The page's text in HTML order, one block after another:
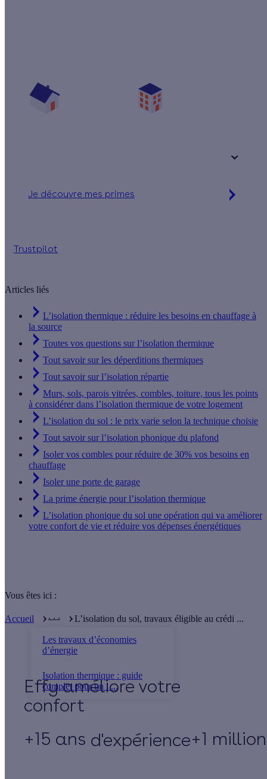
Je découvre mes primes
Trustpilot
Articles liés
L’isolation thermique : réduire les besoins en chauffage à
la source
Toutes vos questions sur l’isolation thermique
Tout savoir sur les déperditions thermiques
Tout savoir sur l’isolation répartie
Murs, sols, parois vitrées, combles, toiture, tous les points
à considérer dans l’isolation thermique de votre logement
L’isolation du sol : le prix varie selon la technique choisie
Tout savoir sur l’isolation phonique du plafond
Isoler vos combles pour réduire de 30% vos besoins en
chauffage
Isoler une porte de garage
La prime énergie pour l’isolation thermique
L’isolation phonique du sol une opération qui va améliorer
votre confort de vie et réduire vos dépenses énergétiques
Vous êtes ici :
Accueil . . .
Les travaux d’économies
d’énergie
Isolation thermique : guide
complet pour un l ...
L’isolation du sol, travaux éligible au crédi ...
Effy
+15 ans d'expérience+1